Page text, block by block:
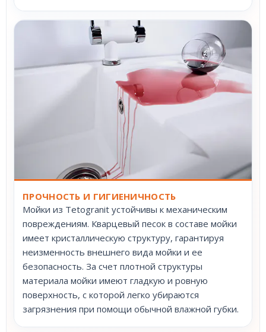
ПРОЧНОСТЬ И ГИГИЕНИЧНОСТЬ
Мойки из Tetogranit устойчивы к механическим
повреждениям. Кварцевый песок в составе мойки
имеет кристаллическую структуру, гарантируя
неизменность внешнего вида мойки и ее
безопасность. За счет плотной структуры
материала мойки имеют гладкую и ровную
поверхность, с которой легко убираются
загрязнения при помощи обычной влажной губки.